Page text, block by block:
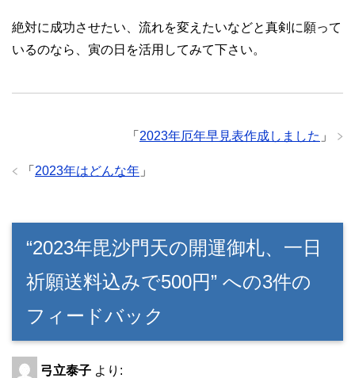
絶対に成功させたい、流れを変えたいなどと真剣に願って
いるのなら、寅の日を活用してみて下さい。
「 2023年厄年早見表作成しました 」
「 2023年はどんな年 」
“2023年毘沙門天の開運御札、一日
祈願送料込みで500円” への3件の
フィードバック
弓立泰子 より: